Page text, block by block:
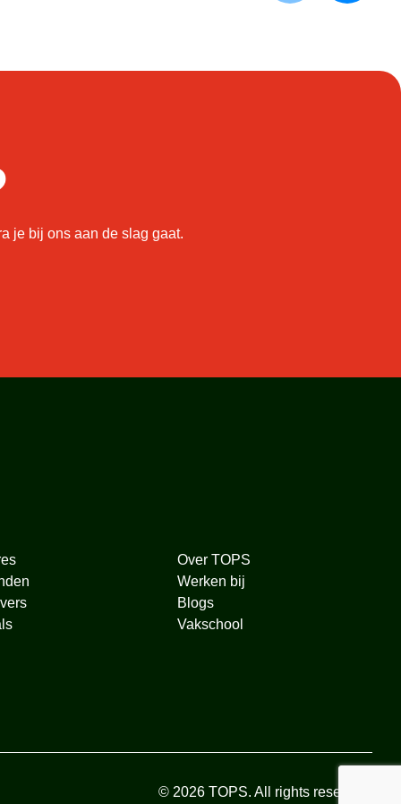
je bij ons aan de slag gaat.
Over TOPS
Werken bij
Blogs
Vakschool
© 2026 TOPS. All rights reserved.